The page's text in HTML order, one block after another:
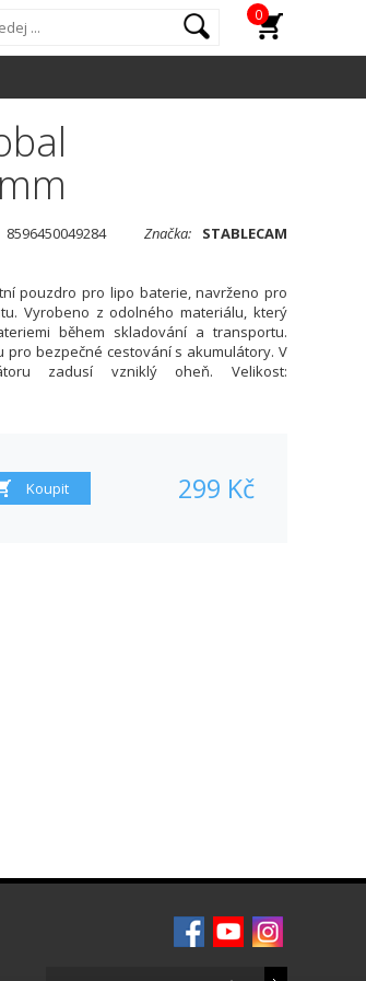
0
8596450049284 Značka: STABLECAM
pouzdro pro lipo baterie, navrženo pro
Vyrobeno z odolného materiálu, který
během skladování a transportu.
bezpečné cestování s akumulátory. V
zadusí vzniklý oheň. Velikost:
299 Kč